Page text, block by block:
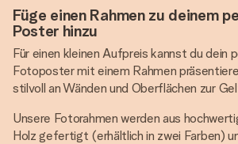
Füge einen Rahmen zu deinem
Poster hinzu
Für einen kleinen Aufpreis kannst du dein
Fotoposter mit einem Rahmen
stilvoll an Wänden und Oberflächen zur
Unsere Fotorahmen werden aus
Holz gefertigt (erhältlich in zwei Farben)